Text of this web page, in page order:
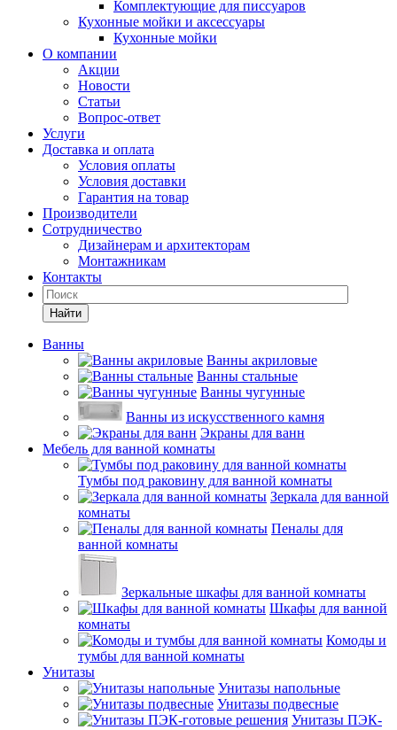
Комплектующие для писсуаров
Кухонные мойки и аксессуары
Кухонные мойки
О компании
Акции
Новости
Статьи
Вопрос-ответ
Услуги
Доставка и оплата
Условия оплаты
Условия доставки
Гарантия на товар
Производители
Сотрудничество
Дизайнерам и архитекторам
Монтажникам
Контакты
Найти
Ванны
Ванны акриловые
Ванны стальные
Ванны чугунные
Ванны из искусственного камня
Экраны для ванн
Мебель для ванной комнаты
Тумбы под раковину для ванной комнаты
Зеркала для ванной
комнаты
Пеналы для
ванной комнаты
Зеркальные шкафы для ванной комнаты
Шкафы для ванной
комнаты
Комоды и
тумбы для ванной комнаты
Унитазы
Унитазы напольные
Унитазы подвесные
Унитазы ПЭК-